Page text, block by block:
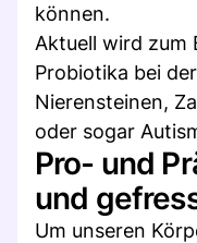
können.
Aktuell wird zum
Probiotika bei
Nierensteinen,
oder sogar
Pro- und
und
Um unseren